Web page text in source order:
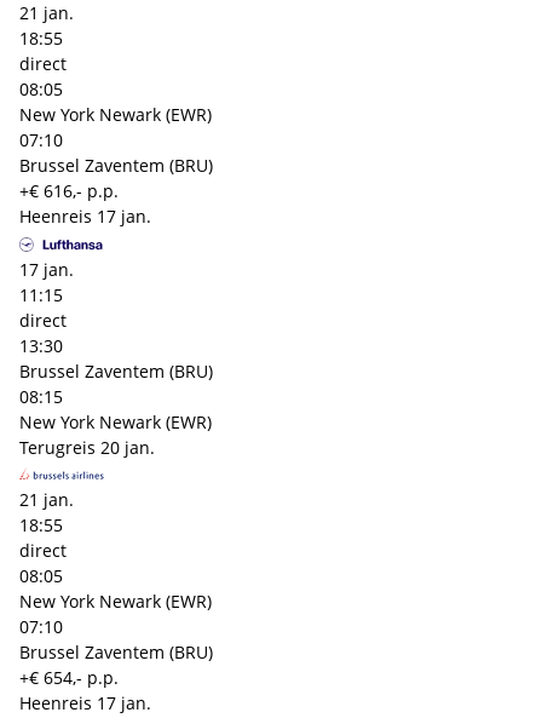
21 jan.
18:55
direct
08:05
New York Newark (EWR)
07:10
Brussel Zaventem (BRU)
+€ 616,- p.p.
Heenreis 17 jan.
17 jan.
11:15
direct
13:30
Brussel Zaventem (BRU)
08:15
New York Newark (EWR)
Terugreis 20 jan.
21 jan.
18:55
direct
08:05
New York Newark (EWR)
07:10
Brussel Zaventem (BRU)
+€ 654,- p.p.
Heenreis 17 jan.